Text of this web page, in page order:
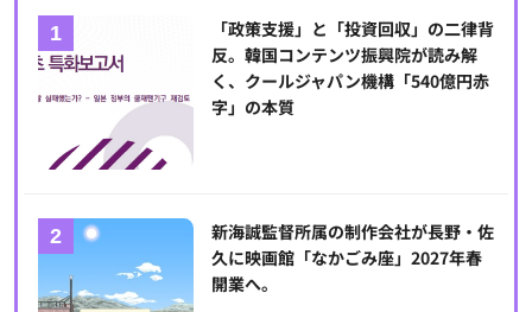
「政策支援」と「投資回収」の二律背
反。韓国コンテンツ振興院が読み解
く、クールジャパン機構「540億円赤
字」の本質
新海誠監督所属の制作会社が長野・佐
久に映画館「なかごみ座」2027年春
開業へ。